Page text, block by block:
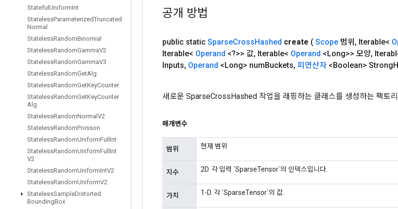
Stateful UniformInt
StatelessParameterizedTruncated
Normal
StatelessRandomBinomial
StatelessRandomGammaV2
StatelessRandomGammaV3
StatelessRandomGetAlg
StatelessRandomGetKeyCounter
StatelessRandomGetKeyCounter
Alg
StatelessRandomNormal V2
StatelessRandomPoisson
StatelessRandomUniformFull Int
StatelessRandomUniformFull Int
V2
StatelessRandomUniformIntV2
StatelessRandomUniformV2
StatelessSampleDistorted
BoundingBox
공개 방법
public static SparseCrossHashed create ( Scope 범위 , Iterable<
Iterable< Operand <?>> 값, Iterable< Operand <Long>> 모양,
Inputs, Operand <Long> numBuckets, 피연산자 <Boolean> Strong
새로운 SparseCrossHashed 작업을 래핑하는 클래스를 생성하는 팩토
매개변수
범위 현재 범위
지수 2D. 각 입력 `SparseTensor`의 인덱스입니다.
가치 1-D. 각 `SparseTensor`의 값.